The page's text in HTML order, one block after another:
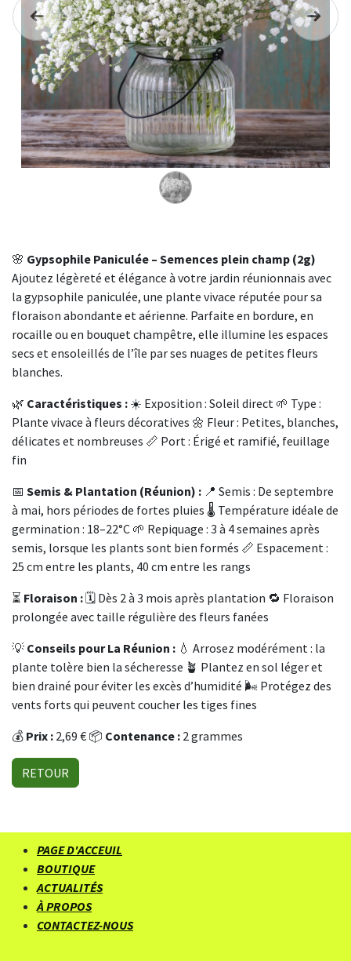
Précédent
🌸 Gypsophile Paniculée – Semences plein champ (2g)
Ajoutez légèreté et élégance à votre jardin réunionnais avec
la gypsophile paniculée, une plante vivace réputée pour sa
floraison abondante et aérienne. Parfaite en bordure, en
rocaille ou en bouquet champêtre, elle illumine les espaces
secs et ensoleillés de l’île par ses nuages de petites fleurs
blanches.
🌿 Caractéristiques : ☀️ Exposition : Soleil direct 🌱 Type :
Plante vivace à fleurs décoratives 🌼 Fleur : Petites, blanches,
délicates et nombreuses 📏 Port : Érigé et ramifié, feuillage
fin
📅 Semis & Plantation (Réunion) : 📍 Semis : De septembre
à mai, hors périodes de fortes pluies 🌡️ Température idéale de
germination : 18–22°C 🌱 Repiquage : 3 à 4 semaines après
semis, lorsque les plants sont bien formés 📏 Espacement :
25 cm entre les plants, 40 cm entre les rangs
⏳ Floraison :🗓️ Dès 2 à 3 mois après plantation 🔁 Floraison
prolongée avec taille régulière des fleurs fanées
💡 Conseils pour La Réunion : 💧 Arrosez modérément : la
plante tolère bien la sécheresse 🪴 Plantez en sol léger et
bien drainé pour éviter les excès d’humidité 🌬️ Protégez des
vents forts qui peuvent coucher les tiges fines
💰 Prix : 2,69 € 📦 Contenance : 2 grammes
RETOUR
PAGE D'ACCEUIL
BOUTIQUE
ACTUALITÉS
À PROPOS
CONTACTEZ-NOUS